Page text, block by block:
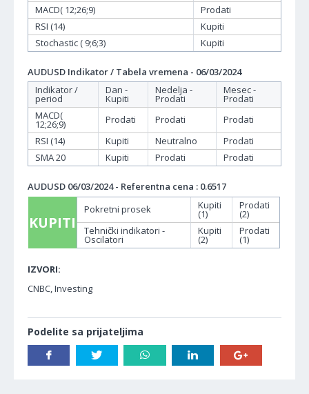
MACD( 12;26;9)
Prodati
RSI (14)
Kupiti
Stochastic ( 9;6;3)
Kupiti
AUDUSD Indikator / Tabela vremena - 06/03/2024
Indikator /
period
Dan -
Kupiti
Nedelja -
Prodati
Mesec -
Prodati
MACD(
12;26;9) Prodati Prodati
Prodati
RSI (14)
Kupiti Neutralno
Prodati
SMA 20
Kupiti Prodati Prodati
AUDUSD 06/03/2024 - Referentna cena : 0.6517
KUPITI
Pokretni prosek Kupiti
(1)
Prodati
(2)
Tehnički indikatori -
Oscilatori
Kupiti
(2)
Prodati
(1)
IZVORI:
CNBC, Investing
Podelite sa prijateljima